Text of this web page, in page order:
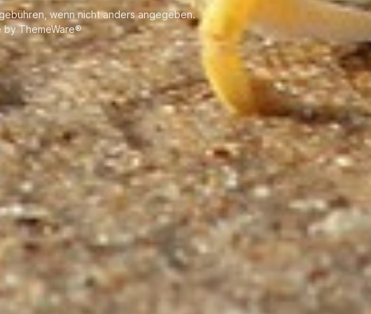
in 4 Variationen. Motor: Motor OHC -
3 Zylinder Ventile 6 Ventile Hubraum
(cm³) 552 Bohrung x Hub (mm) 61 x
63 Max. Drehzahlbereich (U/min)
5000-6.000 Leistung kw (PS) 22,1
Thermostat) Kraftstoffversorgung 3
Vergaser mit Beschleunigerpumpe
Zündung Elektronische PGM-IG
Abgassystem Propellernabe
Übersetzungsverhältnis 2,08
Batterieladestrom (A) 10A Trim- und
Tilt-Einstellung Manuell in 3 Stufen /
PTT Abmessungen: Länge (mm) 720
(Pinne) / 640 (Fernb.) Breite (mm)
375 Höhe (mm) je nach Variante
Spiegelhöhe (mm) je nach Variante
Trockengewicht (kg) je nach
Variante Tankinhalt (l) extern 25,0
wenn nicht anders angegeben.
byThemeWare®